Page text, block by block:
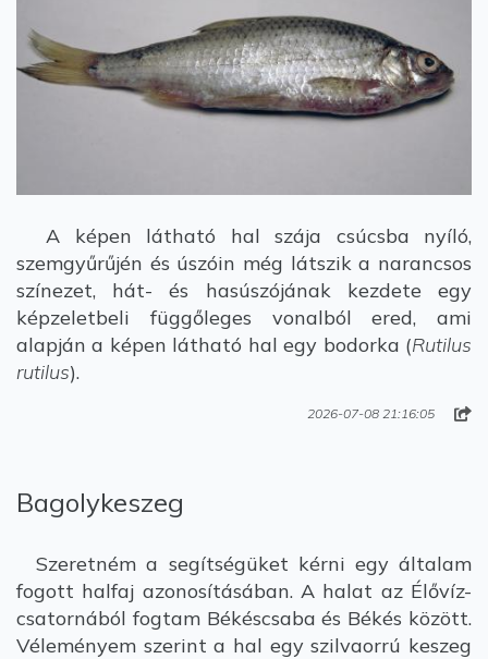
A képen látható hal szája csúcsba nyíló,
szemgyűrűjén és úszóin még látszik a narancsos
színezet, hát- és hasúszójának kezdete egy
képzeletbeli függőleges vonalból ered, ami
alapján a képen látható hal egy bodorka (Rutilus
rutilus).
2026-07-08 21:16:05
Bagolykeszeg
Szeretném a segítségüket kérni egy általam
fogott halfaj azonosításában. A halat az Élővíz-
csatornából fogtam Békéscsaba és Békés között.
Véleményem szerint a hal egy szilvaorrú keszeg